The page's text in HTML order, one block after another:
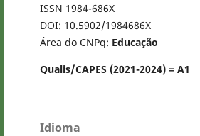
ISSN 1984-686X
DOI: 10.5902/1984686X
Área do CNPq: Educação
Qualis/CAPES (2021-2024) = A1
Idioma